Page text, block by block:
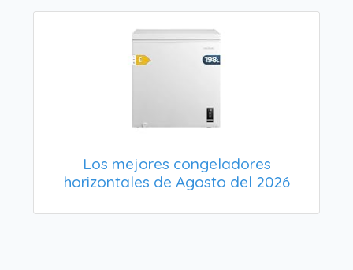
Los mejores congeladores
horizontales de Agosto del 2026